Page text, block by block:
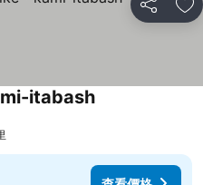
分享 加
itabash